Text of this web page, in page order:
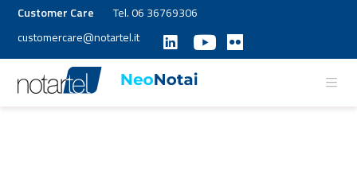
Customer Care
Tel. 06 36769306
customercare@notartel.it